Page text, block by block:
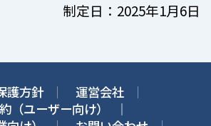
制定日：2025年1月6日
護方針
運営会社
（ユーザー向け）